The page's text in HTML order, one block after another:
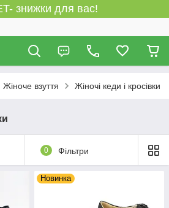
знижки для вас!
Жіноче взуття Жіночі кеди і кросівки
0 Фільтри
Новинка